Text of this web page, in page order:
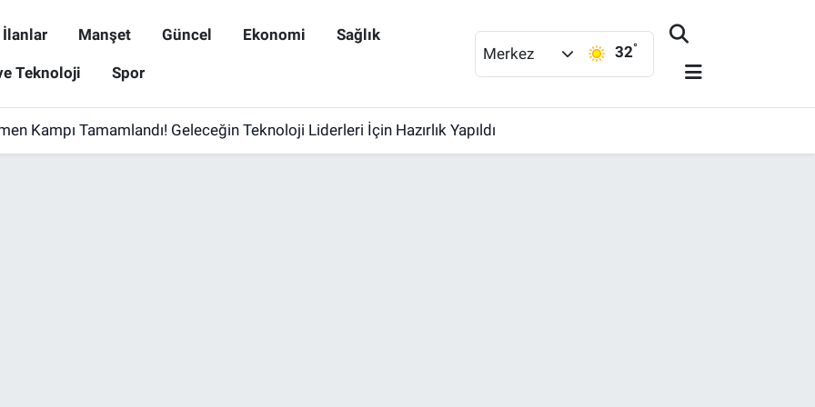
İlanlar Manşet Güncel Ekonomi Sağlık
Teknoloji Spor
Merkez 32°
Kampı Tamamlandı! Geleceğin Teknoloji Liderleri İçin Hazırlık Yapıldı